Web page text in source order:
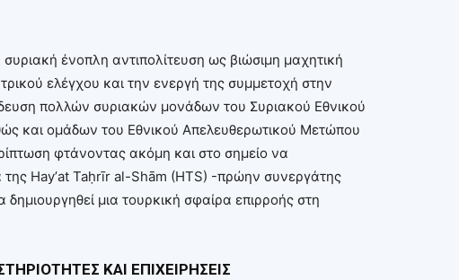
ένοπλη αντιπολίτευση ως βιώσιμη μαχητική
ελέγχου και την ενεργή της συμμετοχή στην
πολλών συριακών μονάδων του Συριακού Εθνικού
και ομάδων του Εθνικού Απελευθερωτικού Μετώπου
φτάνοντας ακόμη και στο σημείο να
της Hayʼat Taḥrīr al-Shām (HTS) -πρώην συνεργάτης
μια τουρκική σφαίρα επιρροής στη
ΚΑΙ ΕΠΙΧΕΙΡΗΣΕΙΣ